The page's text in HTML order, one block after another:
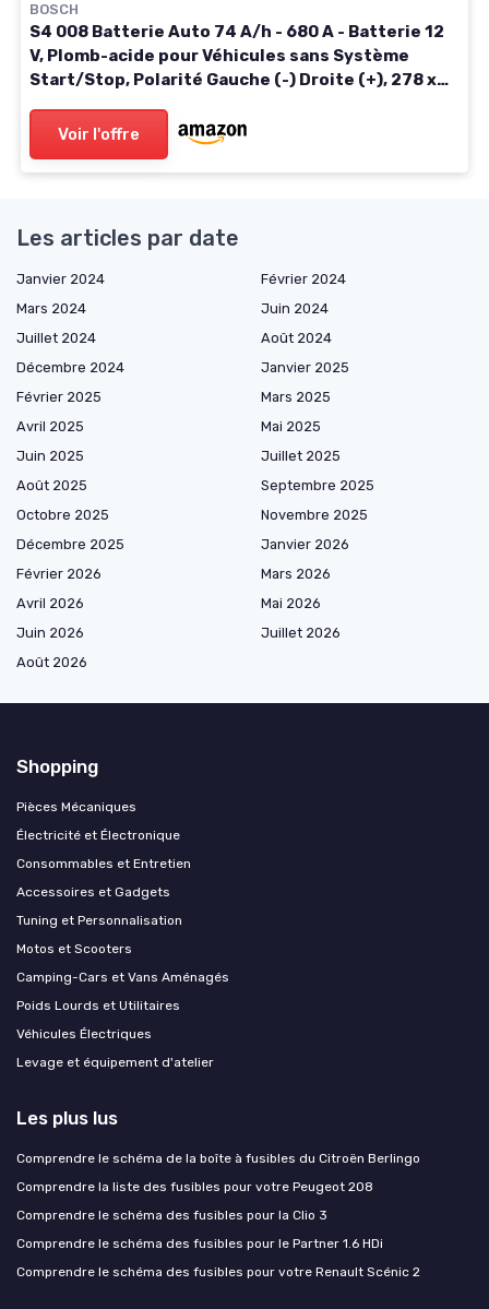
BOSCH
S4 008 Batterie Auto 74 A/h - 680 A - Batterie 12
V, Plomb-acide pour Véhicules sans Système
Start/Stop, Polarité Gauche (-) Droite (+), 278 x
Voir l'offre
Les articles par date
Janvier 2024
Février 2024
Mars 2024
Juin 2024
Juillet 2024
Août 2024
Décembre 2024
Janvier 2025
Février 2025
Mars 2025
Avril 2025
Mai 2025
Juin 2025
Juillet 2025
Août 2025
Septembre 2025
Octobre 2025
Novembre 2025
Décembre 2025
Janvier 2026
Février 2026
Mars 2026
Avril 2026
Mai 2026
Juin 2026
Juillet 2026
Août 2026
Shopping
Pièces Mécaniques
Électricité et Électronique
Consommables et Entretien
Accessoires et Gadgets
Tuning et Personnalisation
Motos et Scooters
Camping-Cars et Vans Aménagés
Poids Lourds et Utilitaires
Véhicules Électriques
Levage et équipement d'atelier
Les plus lus
Comprendre le schéma de la boîte à fusibles du Citroën Berlingo
Comprendre la liste des fusibles pour votre Peugeot 208
Comprendre le schéma des fusibles pour la Clio 3
Comprendre le schéma des fusibles pour le Partner 1.6 HDi
Comprendre le schéma des fusibles pour votre Renault Scénic 2